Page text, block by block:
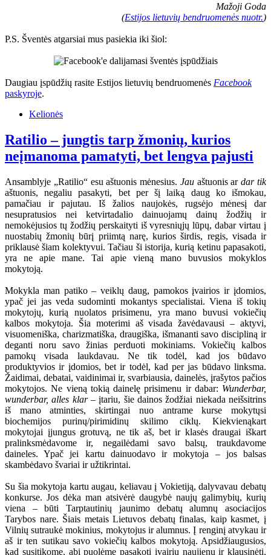
Mažoji Goda
(Estijos lietuvių bendruomenės nuotr.)
P.S. Šventės atgarsiai mus pasiekia iki šiol:
Daugiau įspūdžių rasite Estijos lietuvių bendruomenės Facebook
paskyroje.
Kelionės
Ratilio – jungtis tarp žmonių, kurios
neįmanoma pamatyti, bet lengva pajusti
Ansamblyje „Ratilio“ esu aštuonis mėnesius. Jauaštuonis ardar tik
aštuonis, negaliu pasakyti, bet per šį laiką daug ko išmokau,
pamačiau ir pajutau. Iš žalios naujokės, rugsėjo mėnesį dar
nesupratusios nei ketvirtadalio dainuojamų dainų žodžių ir
nemokėjusios tų žodžių perskaityti iš vyresniųjų lūpų, dabar virtau į
nuostabių žmonių būrį priimtą narę, kurios širdis, regis, visada ir
priklausė šiam kolektyvui. Tačiau ši istorija, kurią ketinu papasakoti,
yra ne apie mane. Tai apie vieną mano buvusios mokyklos
mokytoją.
Mokykla man patiko – veiklų daug, pamokos įvairios ir įdomios,
ypač jei jas veda sudominti mokantys specialistai. Viena iš tokių
mokytojų, kurią nuolatos prisimenu, yra mano buvusi vokiečių
kalbos mokytoja. Šia moterimi aš visada žavėdavausi – aktyvi,
visuomeniška, charizmatiška, draugiška, išmananti savo discipliną ir
deganti noru savo žinias perduoti mokiniams. Vokiečių kalbos
pamokų visada laukdavau. Ne tik todėl, kad jos būdavo
produktyvios ir įdomios, bet ir todėl, kad per jas būdavo linksma.
Žaidimai, debatai, vaidinimai ir, svarbiausia, dainelės, įrašytos pačios
mokytojos. Ne vieną tokią dainelę prisimenu ir dabar: Wunderbar,
wunderbar, alles klar– įtariu, šie dainos žodžiai niekada neišsitrins
iš mano atminties, skirtingai nuo antrame kurse mokytųsi
biochemijos purinų/pirimidinų skilimo ciklų. Kiekvienąkart
mokytojai įjungus grotuvą, ne tik aš, bet ir klasės draugai iškart
pralinksmėdavome ir, negailėdami savo balsų, traukdavome
daineles. Ypač jei kartu dainuodavo ir mokytoja – jos balsas
skambėdavo švariai ir užtikrintai.
Su šia mokytoja kartu augau, keliavau į Vokietiją, dalyvavau debatų
konkurse. Jos dėka man atsivėrė daugybė naujų galimybių, kurių
viena – būti Tarptautinių jaunimo debatų alumnų asociacijos
Tarybos nare. Šiais metais Lietuvos debatų finalas, kaip kasmet, į
Vilnių sutraukė mokinius, mokytojus ir alumnus. Į renginį atvykau ir
aš ir ten sutikau savo vokiečių kalbos mokytoją. Apsidžiaugusios,
kad susitikome, abi puolėme pasakoti įvairių naujienų ir klausinėti,